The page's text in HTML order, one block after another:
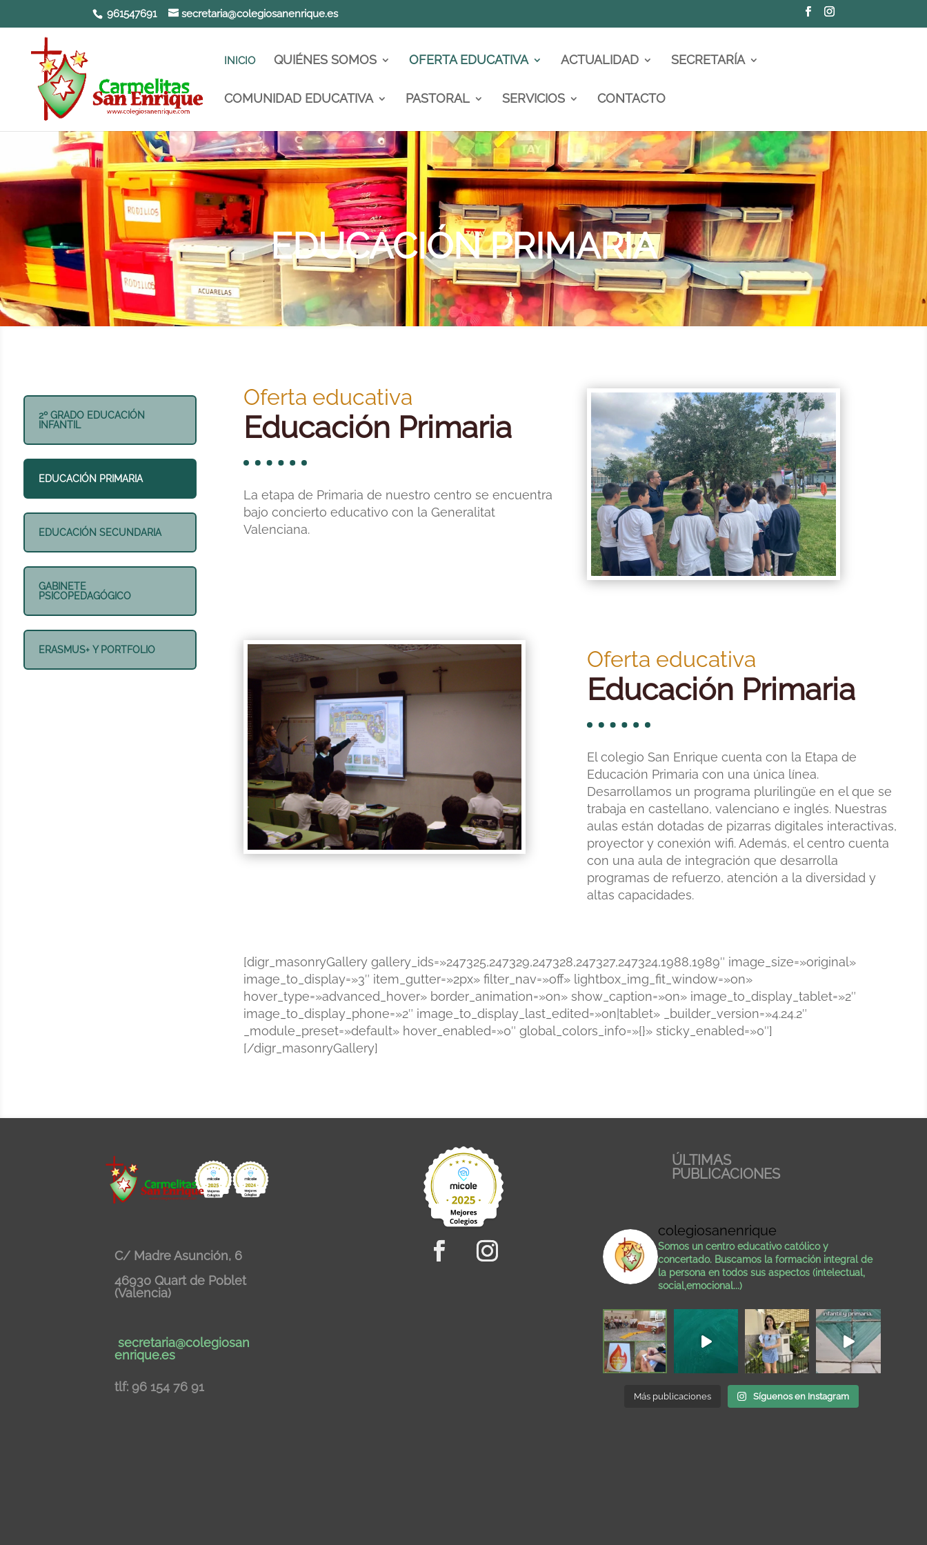
961547691 secretaria@colegiosanenrique.es
INICIO QUIÉNES SOMOS OFERTA EDUCATIVA ACTUALIDAD SECRETARÍA
COMUNIDAD EDUCATIVA PASTORAL SERVICIOS CONTACTO
EDUCACIÓN PRIMARIA
2º GRADO EDUCACIÓN
INFANTIL
EDUCACIÓN PRIMARIA
EDUCACIÓN SECUNDARIA
GABINETE
PSICOPEDAGÓGICO
ERASMUS+ Y PORTFOLIO
Oferta educativa
Educación Primaria
La etapa de Primaria de nuestro centro se encuentra
bajo concierto educativo con la Generalitat
Valenciana.
Oferta educativa
Educación Primaria
El colegio San Enrique cuenta con la Etapa de
Educación Primaria con una única línea.
Desarrollamos un programa plurilingüe en el que se
trabaja en castellano, valenciano e inglés. Nuestras
aulas están dotadas de pizarras digitales interactivas,
proyector y conexión wifi. Además, el centro cuenta
con una aula de integración que desarrolla
programas de refuerzo, atención a la diversidad y
altas capacidades.
[digr_masonryGallery gallery_ids=»247325,247329,247328,247327,247324,1988,1989″ image_size=»original»
image_to_display=»3″ item_gutter=»2px» filter_nav=»off» lightbox_img_fit_window=»on»
hover_type=»advanced_hover» border_animation=»on» show_caption=»on» image_to_display_tablet=»2″
image_to_display_phone=»2″ image_to_display_last_edited=»on|tablet» _builder_version=»4.24.2″
_module_preset=»default» hover_enabled=»0″ global_colors_info=»{}» sticky_enabled=»0″]
[/digr_masonryGallery]
C/ Madre Asunción, 6
46930 Quart de Poblet
(Valencia)
secretaria@colegiosan
enrique.es
tlf: 96 154 76 91
ÚLTIMAS
PUBLICACIONES
colegiosanenrique
Somos un centro educativo católico y
concertado. Buscamos la formación integral de
la persona en todos sus aspectos (intelectual,
social,emocional...)
Más publicaciones Síguenos en Instagram